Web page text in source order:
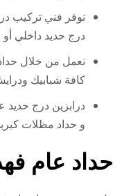
نوفر فني تركيب
درج حديد داخلي
نعمل من خلال
كافة شبابيك
درابزين درج حديد
و حداد مظلات
حداد عام